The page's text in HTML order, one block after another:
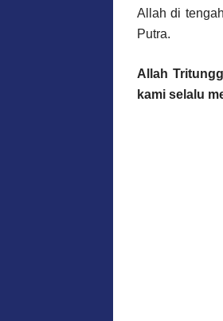
Allah di
Putra.
Allah
kami selalu